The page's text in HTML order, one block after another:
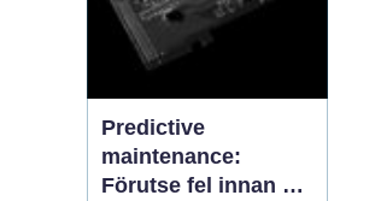
Predictive
maintenance:
Förutse fel innan de